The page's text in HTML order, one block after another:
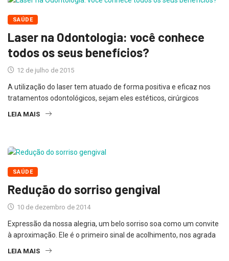
SAÚDE
Laser na Odontologia: você conhece
todos os seus benefícios?
12 de julho de 2015
A utilização do laser tem atuado de forma positiva e eficaz nos
tratamentos odontológicos, sejam eles estéticos, cirúrgicos
LEIA MAIS
SAÚDE
Redução do sorriso gengival
10 de dezembro de 2014
Expressão da nossa alegria, um belo sorriso soa como um convite
à aproximação. Ele é o primeiro sinal de acolhimento, nos agrada
LEIA MAIS